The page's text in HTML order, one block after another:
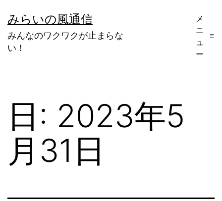
ン
テ
みらいの風通信
みんなのワクワクが止まらな
い！
メ
ニ
ュ
ー
日: 2023年5
月31日